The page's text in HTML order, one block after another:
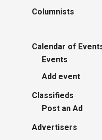
Columnists
Calendar of
Events
Add event
Classifieds
Post an Ad
Advertisers